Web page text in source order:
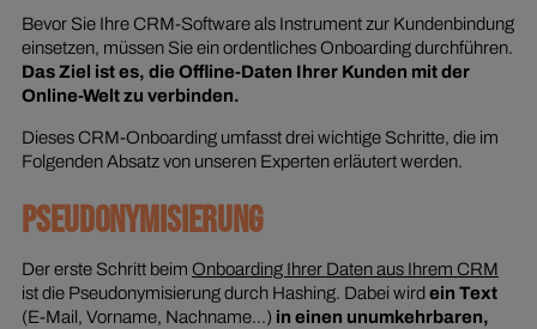
Bevor Sie Ihre CRM-Software als Instrument zur Kundenbindung
einsetzen, müssen Sie ein ordentliches Onboarding durchführen.
Das Ziel ist es, die Offline-Daten Ihrer Kunden mit der
Online-Welt zu verbinden.
Dieses CRM-Onboarding umfasst drei wichtige Schritte, die im
Folgenden Absatz von unseren Experten erläutert werden.
PSEUDONYMISIERUNG
Der erste Schritt beim Onboarding Ihrer Daten aus Ihrem CRM
ist die Pseudonymisierung durch Hashing. Dabei wird ein Text
(E-Mail, Vorname, Nachname...) in einen unumkehrbaren,